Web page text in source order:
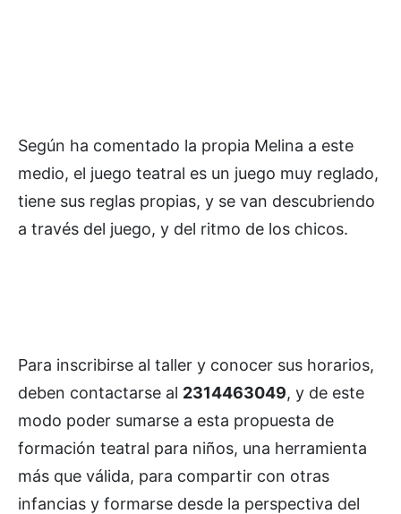
Según ha comentado la propia Melina a este
medio, el juego teatral es un juego muy reglado,
tiene sus reglas propias, y se van descubriendo
a través del juego, y del ritmo de los chicos.
Para inscribirse al taller y conocer sus horarios,
deben contactarse al 2314463049, y de este
modo poder sumarse a esta propuesta de
formación teatral para niños, una herramienta
más que válida, para compartir con otras
infancias y formarse desde la perspectiva del